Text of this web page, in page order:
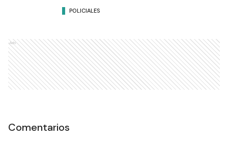
POLICIALES
Ads
Comentarios